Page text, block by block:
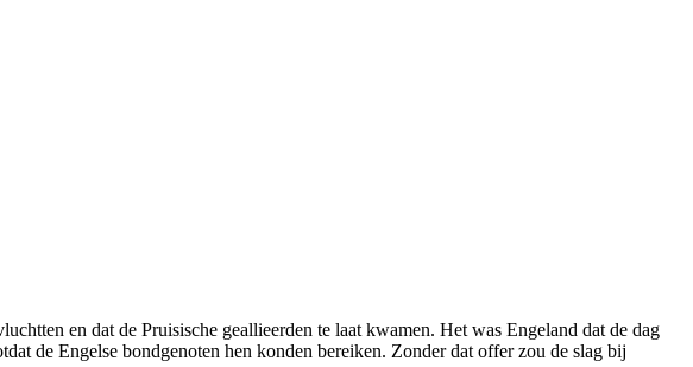
en dat de Pruisische geallieerden te laat kwamen. Het was Engeland dat de dag
de Engelse bondgenoten hen konden bereiken. Zonder dat offer zou de slag bij